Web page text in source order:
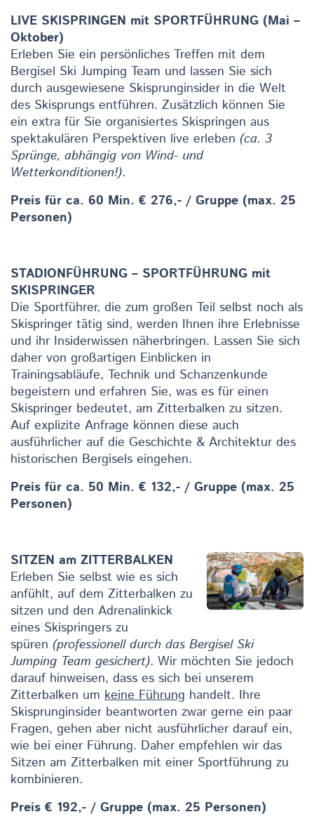
LIVE SKISPRINGEN mit SPORTFÜHRUNG (Mai –
Oktober)
Erleben Sie ein persönliches Treffen mit dem
Bergisel Ski Jumping Team und lassen Sie sich
durch ausgewiesene Skisprunginsider in die Welt
des Skisprungs entführen. Zusätzlich können Sie
ein extra für Sie organisiertes Skispringen aus
spektakulären Perspektiven live erleben (ca. 3
Sprünge, abhängig von Wind- und
Wetterkonditionen!).
Preis für ca. 60 Min. € 276,- / Gruppe (max. 25
Personen)
STADIONFÜHRUNG – SPORTFÜHRUNG mit
SKISPRINGER
Die Sportführer, die zum großen Teil selbst noch als
Skispringer tätig sind, werden Ihnen ihre Erlebnisse
und ihr Insiderwissen näherbringen. Lassen Sie sich
daher von großartigen Einblicken in
Trainingsabläufe, Technik und Schanzenkunde
begeistern und erfahren Sie, was es für einen
Skispringer bedeutet, am Zitterbalken zu sitzen.
Auf explizite Anfrage können diese auch
ausführlicher auf die Geschichte & Architektur des
historischen Bergisels eingehen.
Preis für ca. 50 Min. € 132,- / Gruppe (max. 25
Personen)
SITZEN am ZITTERBALKEN
Erleben Sie selbst wie es sich
anfühlt, auf dem Zitterbalken zu
sitzen und den Adrenalinkick
eines Skispringers zu
spüren (professionell durch das Bergisel Ski
Jumping Team gesichert). Wir möchten Sie jedoch
darauf hinweisen, dass es sich bei unserem
Zitterbalken um keine Führung handelt. Ihre
Skisprunginsider beantworten zwar gerne ein paar
Fragen, gehen aber nicht ausführlicher darauf ein,
wie bei einer Führung. Daher empfehlen wir das
Sitzen am Zitterbalken mit einer Sportführung zu
kombinieren.
Preis € 192,- / Gruppe (max. 25 Personen)